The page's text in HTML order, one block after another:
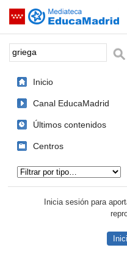
Saltar navegación
Palabra o frase:
Inicio
Canal EducaMadrid
Últimos contenidos
Centros
Inicia sesión para